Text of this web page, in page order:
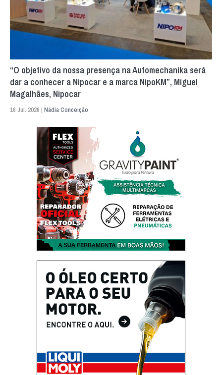
“O objetivo da nossa presença na Automechanika será
dar a conhecer a Nipocar e a marca NipoKM”, Miguel
Magalhães, Nipocar
16 Jul. 2026 | Nádia Conceição